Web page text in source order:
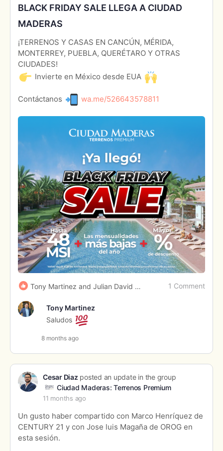
BLACK FRIDAY SALE LLEGA A CIUDAD
MADERAS
¡TERRENOS Y CASAS EN CANCÚN, MÉRIDA,
MONTERREY, PUEBLA, QUERÉTARO Y OTRAS
CIUDADES!
Invierte en México desde EUA
Contáctanos wa.me/526643578811
Tony Martinez and Julian David Garcia Aristizabal 1 Comment
Tony Martinez
Saludos
8 months ago
Cesar Diaz posted an update in the group
Ciudad Maderas: Terrenos Premium
11 months ago
Un gusto haber compartido con Marco Henríquez de
CENTURY 21 y con Jose luis Magaña de OROG en
esta sesión.